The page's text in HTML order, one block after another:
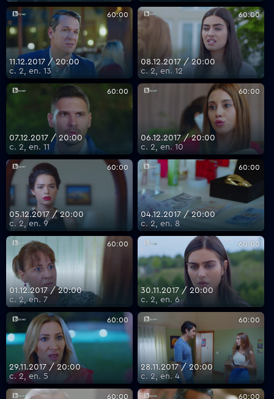
60:00
11.12.2017 / 20:00
с. 2, еп. 13
60:00
08.12.2017 / 20:00
с. 2, еп. 12
60:00
07.12.2017 / 20:00
с. 2, еп. 11
60:00
06.12.2017 / 20:00
с. 2, еп. 10
60:00
05.12.2017 / 20:00
с. 2, еп. 9
60:00
04.12.2017 / 20:00
с. 2, еп. 8
60:00
01.12.2017 / 20:00
с. 2, еп. 7
60:00
30.11.2017 / 20:00
с. 2, еп. 6
60:00
29.11.2017 / 20:00
с. 2, еп. 5
60:00
28.11.2017 / 20:00
с. 2, еп. 4
60:00 60:00